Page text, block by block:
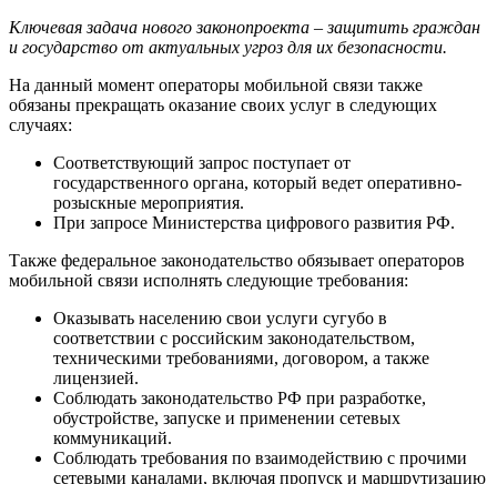
Ключевая задача нового законопроекта – защитить граждан
и государство от актуальных угроз для их безопасности.
На данный момент операторы мобильной связи также
обязаны прекращать оказание своих услуг в следующих
случаях:
Соответствующий запрос поступает от
государственного органа, который ведет оперативно-
розыскные мероприятия.
При запросе Министерства цифрового развития РФ.
Также федеральное законодательство обязывает операторов
мобильной связи исполнять следующие требования:
Оказывать населению свои услуги сугубо в
соответствии с российским законодательством,
техническими требованиями, договором, а также
лицензией.
Соблюдать законодательство РФ при разработке,
обустройстве, запуске и применении сетевых
коммуникаций.
Соблюдать требования по взаимодействию с прочими
сетевыми каналами, включая пропуск и маршрутизацию